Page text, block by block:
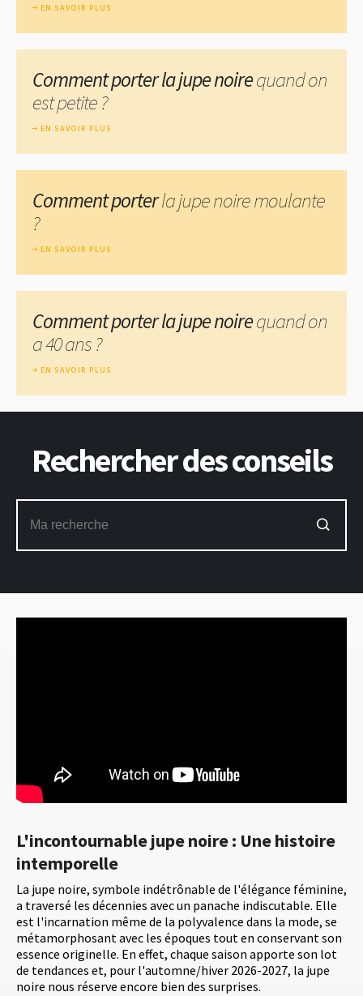
L'incontournable jupe noire : Une histoire
intemporelle
La jupe noire, symbole indétrônable de l'élégance féminine,
a traversé les décennies avec un panache indiscutable. Elle
est l'incarnation même de la polyvalence dans la mode, se
métamorphosant avec les époques tout en conservant son
essence originelle. En effet, chaque saison apporte son lot
de tendances et, pour l'automne/hiver 2026-2027, la jupe
noire nous réserve encore bien des surprises.
EN SAVOIR PLUS
Comment porter la jupe noirequand on
est petite ?
EN SAVOIR PLUS
Comment porterla jupe noire moulante
?
EN SAVOIR PLUS
Comment porter la jupe noirequand on
a 40 ans ?
EN SAVOIR PLUS
Rechercher des conseils